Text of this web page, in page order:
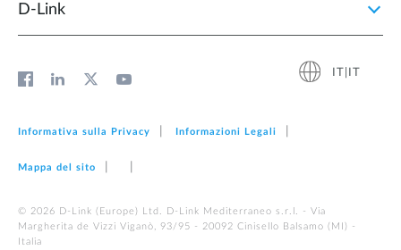
D‑Link
Informativa sulla Privacy Informazioni Legali
Mappa del sito
© 2026 D‑Link (Europe) Ltd. D-Link Mediterraneo s.r.l. - Via
Margherita de Vizzi Viganò, 93/95 - 20092 Cinisello Balsamo (MI) -
Italia